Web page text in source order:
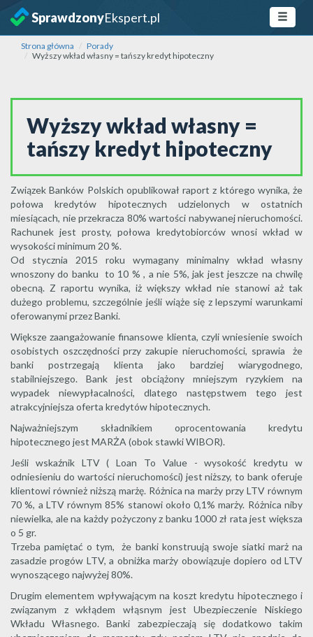
SprawdzonyEkspert.pl
Strona główna
Porady
Wyższy wkład własny = tańszy kredyt hipoteczny
Wyższy wkład własny =
tańszy kredyt hipoteczny
Związek Banków Polskich opublikował raport z którego wynika, że
połowa kredytów hipotecznych udzielonych w ostatnich
miesiącach, nie przekracza 80% wartości nabywanej nieruchomości.
Rachunek jest prosty, połowa kredytobiorców wnosi wkład w
wysokości minimum 20 %.
Od stycznia 2015 roku wymagany minimalny wkład własny
wnoszony do banku to 10 % , a nie 5%, jak jest jeszcze na chwilę
obecną. Z raportu wynika, iż większy wkład nie stanowi aż tak
dużego problemu, szczególnie jeśli wiąże się z lepszymi warunkami
oferowanymi przez Banki.
Większe zaangażowanie finansowe klienta, czyli wniesienie swoich
osobistych oszczędności przy zakupie nieruchomości, sprawia że
banki postrzegają klienta jako bardziej wiarygodnego,
stabilniejszego. Bank jest obciążony mniejszym ryzykiem na
wypadek niewypłacalności, dlatego następstwem tego jest
atrakcyjniejsza oferta kredytów hipotecznych.
Najważniejszym składnikiem oprocentowania kredytu
hipotecznego jest MARŻA (obok stawki WIBOR).
Jeśli wskaźnik LTV ( Loan To Value - wysokość kredytu w
odniesieniu do wartości nieruchomości) jest niższy, to bank oferuje
klientowi również niższą marżę. Różnica na marży przy LTV równym
70 %, a LTV równym 85% stanowi około 0,1% marży. Różnica niby
niewielka, ale na każdy pożyczony z banku 1000 zł rata jest większa
o 5 gr.
Trzeba pamiętać o tym, że banki konstruują swoje siatki marż na
zasadzie progów LTV, a obniżka marży obowiązuje dopiero od LTV
wynoszącego najwyżej 80%.
Drugim elementem wpływającym na koszt kredytu hipotecznego i
związanym z wkłądem włąsnym jest Ubezpieczenie Niskiego
Wkładu Własnego. Banki zabezpieczają się dodatkowo takim